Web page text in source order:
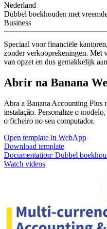
Nederland
Dubbel boekhouden met
Business
Speciaal voor financiële
zonder verkooprekeningen. Met
van opzet en dus gemakkelijk
Abrir na Banana
Abra a Banana Accounting Plus
instalação. Personalize o
o ficheiro no seu computador.
Open template in WebApp
Download template
Documentation: Dubbel
Watch videos